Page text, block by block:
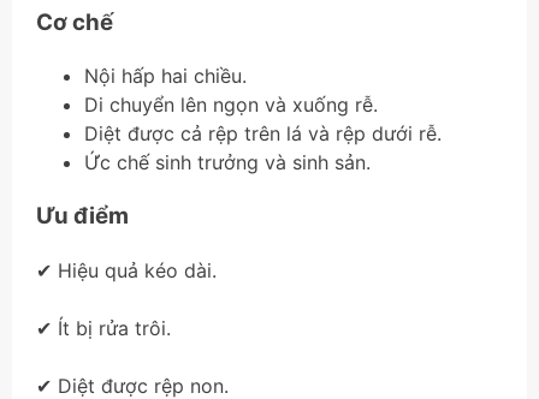
Cơ chế
Nội hấp hai chiều.
Di chuyển lên ngọn và xuống rễ.
Diệt được cả rệp trên lá và rệp dưới rễ.
Ức chế sinh trưởng và sinh sản.
Ưu điểm
✔ Hiệu quả kéo dài.
✔ Ít bị rửa trôi.
✔ Diệt được rệp non.